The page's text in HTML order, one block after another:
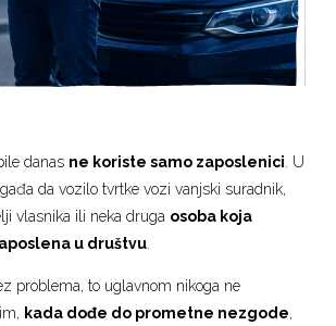
danas ne koriste samo zaposlenici . U
da vozilo tvrtke vozi vanjski suradnik,
vlasnika ili neka druga osoba koja
u društvu
problema, to uglavnom nikoga ne
kada dođe do prometne nezgode,